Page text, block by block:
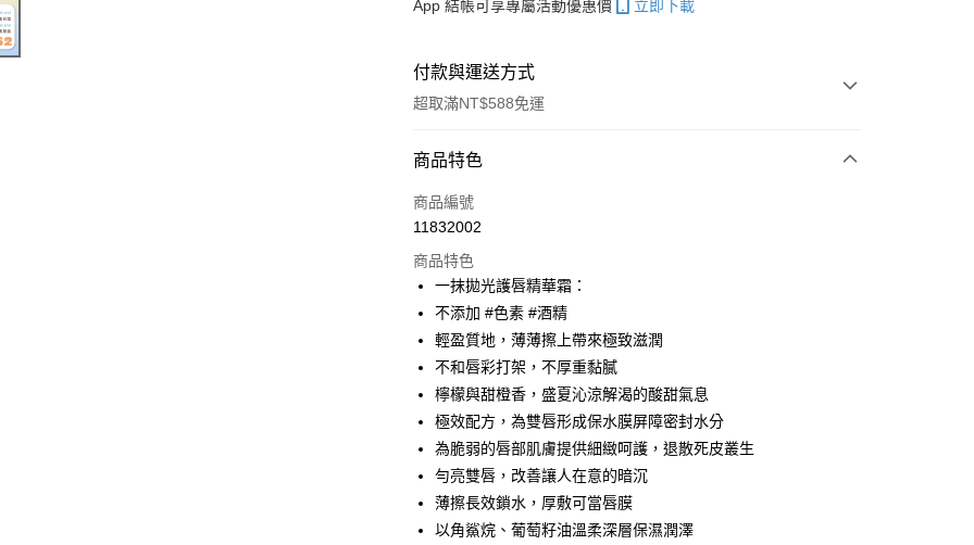
App 結帳可享專屬活動優惠價 立即下載
付款與運送方式
超取滿NT$588免運
付款方式
信用卡一次付款
3 期 0 利率 每期
合作金庫商業銀行
華南商業銀行
彰化商業銀行
國泰世華商業銀行
臺灣中小企業銀行
台中商業銀行
匯豐（台灣）商業銀行
華泰商業銀行
聯邦商業銀行
遠東國際商業銀行
元大商業銀行
台新國際商業銀行
台灣樂天信用卡公司
超商取貨付款
Apple Pay
Google Pay
全盈+PAY
商品特色
商品編號
11832002
商品特色
一抹拋光護唇精華霜：
不添加 #色素 #酒精
輕盈質地，薄薄擦上帶來極致滋潤
不和唇彩打架，不厚重黏膩
檸檬與甜橙香，盛夏沁涼解渴的酸甜氣息
極效配方，為雙唇形成保水膜屏障密封水分
為脆弱的唇部肌膚提供細緻呵護，退散死皮叢生
勻亮雙唇，改善讓人在意的暗沉
薄擦長效鎖水，厚敷可當唇膜
以角鯊烷、葡萄籽油溫柔深層保濕潤澤